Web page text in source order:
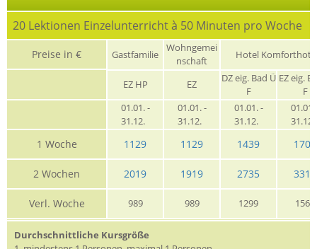
20 Lektionen Einzelunterricht à 50 Minuten pro Woche
Preise in € Gastfamilie
Wohngemei
nschaft
Hotel
EZ HP EZ
DZ eig. Bad Ü
F
EZ eig.
F
01.01. -
31.12.
01.01. -
31.12.
01.01. -
31.12.
01.01.
1 Woche 1129 1129 1439 1709
2 Wochen 2019 1919 2735 3319
Verl. Woche 989 989 1299 1569
Durchschnittliche Kursgröße